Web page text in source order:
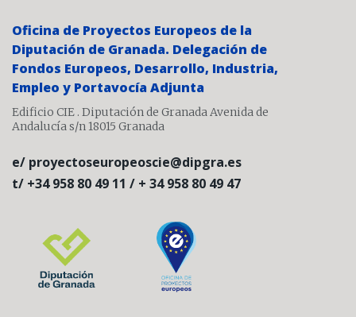
Oficina de Proyectos Europeos de la
Diputación de Granada. Delegación de
Fondos Europeos, Desarrollo, Industria,
Empleo y Portavocía Adjunta
Edificio CIE . Diputación de Granada Avenida de
Andalucía s/n 18015 Granada
e/ proyectoseuropeoscie@dipgra.es
t/ +34 958 80 49 11 / + 34 958 80 49 47